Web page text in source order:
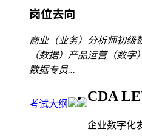
岗位去向
商业（业务）分析师初级
（数据）产品运营（数字
数据专员...
考试大纲 CDA
企业数字化